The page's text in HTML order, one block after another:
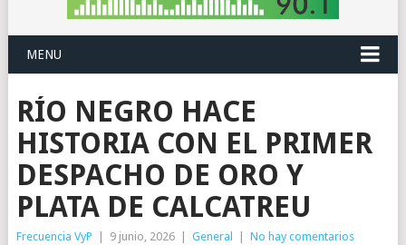
MENU
RÍO NEGRO HACE
HISTORIA CON EL PRIMER
DESPACHO DE ORO Y
PLATA DE CALCATREU
Frecuencia VyP 9 junio, 2026 General No hay comentarios